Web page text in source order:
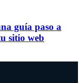
guía paso a
sitio web